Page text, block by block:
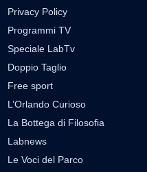
Privacy Policy
Programmi TV
Speciale LabTv
Doppio Taglio
Free sport
L’Orlando Curioso
La Bottega di Filosofia
Labnews
Le Voci del Parco